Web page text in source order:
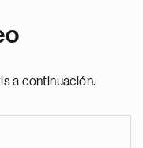
a continuación.